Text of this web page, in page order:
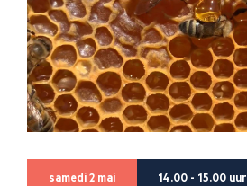
samedi 2 mai 14.00 - 15.00 uur